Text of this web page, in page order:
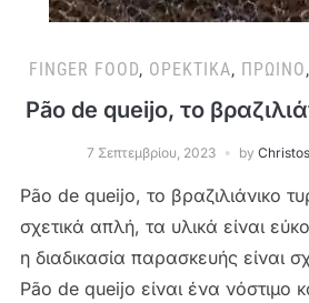
FINGER FOOD, ΟΡΕΚΤΙΚΆ, ΠΡΩΙΝΌ,
Pão de queijo, το
7 Σεπτεμβρίου, 2023 by Christos
Pão de queijo, το βραζιλιάνικο
σχετικά απλή, τα υλικά είναι
η διαδικασία παρασκευής είναι
Pão de queijo είναι ένα νόστιμο